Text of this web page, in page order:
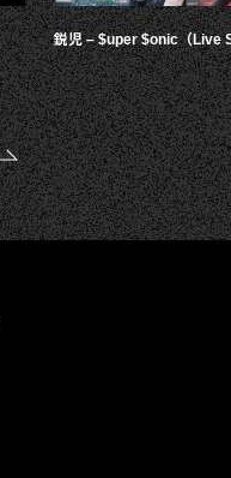
鋭児 – $uper $onic（Live